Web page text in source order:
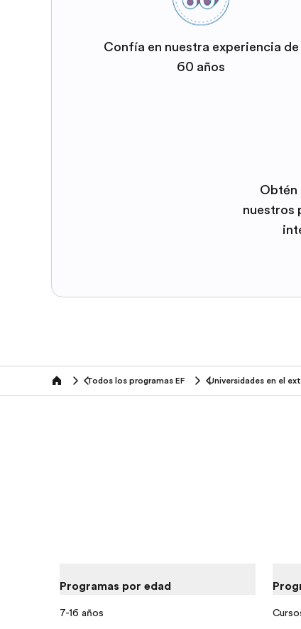
Confía en nuestra experiencia de
60 años
Obtén
nuestros
home Todos los programas EF
Programas por edad
7-16 años